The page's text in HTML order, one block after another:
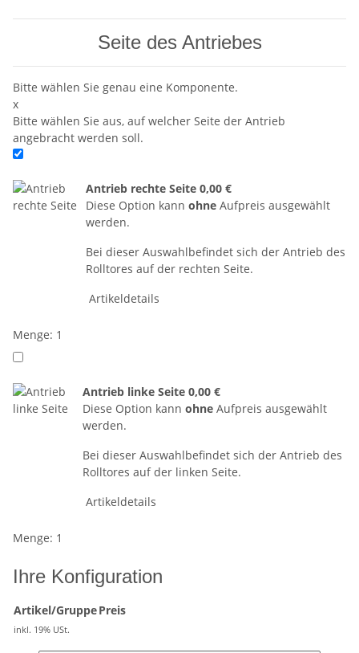
Seite des Antriebes
Bitte wählen Sie genau eine Komponente.
x
Bitte wählen Sie aus, auf welcher Seite der Antrieb
angebracht werden soll.
Antrieb rechte Seite 0,00 €
Diese Option kann ohneAufpreis ausgewählt
werden.
Bei dieser Auswahlbefindet sich der Antrieb des
Rolltores auf der rechten Seite.
Artikeldetails
Menge: 1
Antrieb linke Seite 0,00 €
Diese Option kann ohneAufpreis ausgewählt
werden.
Bei dieser Auswahlbefindet sich der Antrieb des
Rolltores auf der linken Seite.
Artikeldetails
Menge: 1
Ihre Konfiguration
Artikel/GruppePreis
inkl. 19% USt.